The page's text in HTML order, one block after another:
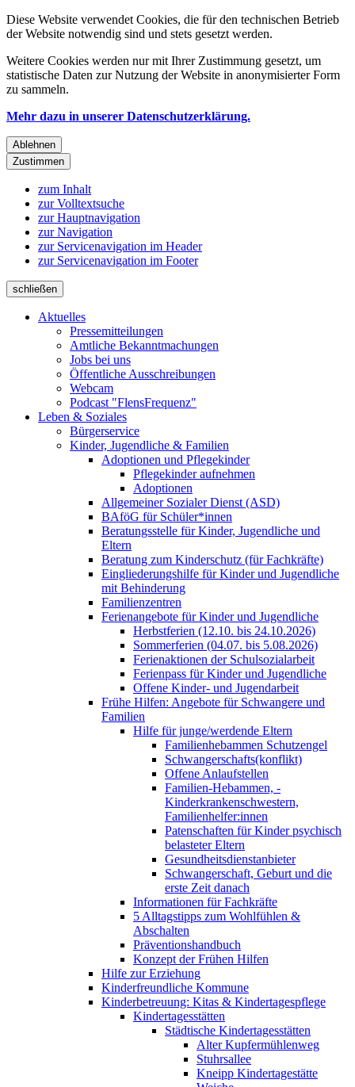
Diese Website verwendet Cookies, die für den technischen Betrieb
der Website notwendig sind und stets gesetzt werden.
Weitere Cookies werden nur mit Ihrer Zustimmung gesetzt, um
statistische Daten zur Nutzung der Website in anonymisierter Form
zu sammeln.
Mehr dazu in unserer Datenschutzerklärung.
Ablehnen
Zustimmen
zum Inhalt
zur Volltextsuche
zur Hauptnavigation
zur Navigation
zur Servicenavigation im Header
zur Servicenavigation im Footer
schließen
Aktuelles
Pressemitteilungen
Amtliche Bekanntmachungen
Jobs bei uns
Öffentliche Ausschreibungen
Webcam
Podcast "FlensFrequenz"
Leben & Soziales
Bürgerservice
Kinder, Jugendliche & Familien
Adoptionen und Pflegekinder
Pflegekinder aufnehmen
Adoptionen
Allgemeiner Sozialer Dienst (ASD)
BAföG für Schüler*innen
Beratungsstelle für Kinder, Jugendliche und
Eltern
Beratung zum Kinderschutz (für Fachkräfte)
Eingliederungshilfe für Kinder und Jugendliche
mit Behinderung
Familienzentren
Ferienangebote für Kinder und Jugendliche
Herbstferien (12.10. bis 24.10.2026)
Sommerferien (04.07. bis 5.08.2026)
Ferienaktionen der Schulsozialarbeit
Ferienpass für Kinder und Jugendliche
Offene Kinder- und Jugendarbeit
Frühe Hilfen: Angebote für Schwangere und
Familien
Hilfe für junge/werdende Eltern
Familienhebammen Schutzengel
Schwangerschafts(konflikt)
Offene Anlaufstellen
Familien-Hebammen, -
Kinderkrankenschwestern,
Familienhelfer:innen
Patenschaften für Kinder psychisch
belasteter Eltern
Gesundheitsdienstanbieter
Schwangerschaft, Geburt und die
erste Zeit danach
Informationen für Fachkräfte
5 Alltagstipps zum Wohlfühlen &
Abschalten
Präventionshandbuch
Konzept der Frühen Hilfen
Hilfe zur Erziehung
Kinderfreundliche Kommune
Kinderbetreuung: Kitas & Kindertagespflege
Kindertagesstätten
Städtische Kindertagesstätten
Alter Kupfermühlenweg
Stuhrsallee
Kneipp Kindertagestätte